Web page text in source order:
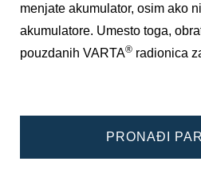
menjate akumulator, osim ako
akumulatore. Umesto toga,
pouzdanih VARTA® radionica
PRONAĐI